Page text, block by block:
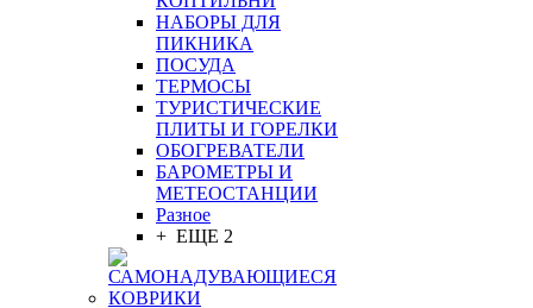
НАБОРЫ ДЛЯ
ПИКНИКА
ПОСУДА
ТЕРМОСЫ
ТУРИСТИЧЕСКИЕ
ПЛИТЫ И ГОРЕЛКИ
ОБОГРЕВАТЕЛИ
БАРОМЕТРЫ И
МЕТЕОСТАНЦИИ
Разное
+ ЕЩЕ 2